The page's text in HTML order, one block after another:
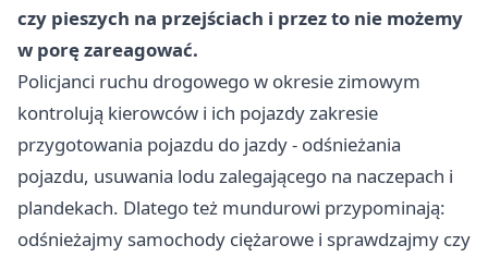
czy pieszych na przejściach i przez to nie możemy
w porę zareagować.
Policjanci ruchu drogowego w okresie zimowym
kontrolują kierowców i ich pojazdy zakresie
przygotowania pojazdu do jazdy - odśnieżania
pojazdu, usuwania lodu zalegającego na naczepach i
plandekach. Dlatego też mundurowi przypominają:
odśnieżajmy samochody ciężarowe i sprawdzajmy czy